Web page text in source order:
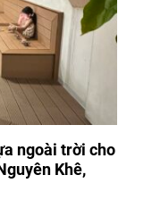
ngoài trời cho
Khê,